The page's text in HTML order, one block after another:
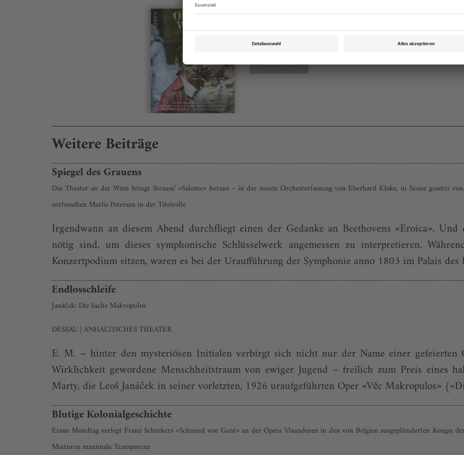
von Ekkehard Pluta
Bestellen
Weitere Beiträge
Spiegel des Grauens
Das Theater an der Wien bringt Strauss’ «Salome» heraus – in der neuen Orchesterfassung von Eberhard Kloke, in Szene gesetzt
entfesselten Marlis Petersen in der Titelrolle
Irgendwann an diesem Abend durchfliegt einen der Gedanke an Beethovens «Eroica».
nötig sind, um dieses symphonische Schlüsselwerk angemessen zu interpretieren.
Konzertpodium sitzen, waren es bei der Uraufführung der Symphonie anno 1803 im Palais
Endlosschleife
Janáček: Die Sache Makropulos
DESSAU | ANHALTISCHES THEATER
E. M. – hinter den mysteriösen Initialen verbirgt sich nicht nur der Name einer gefeierten
Wirklichkeit gewordene Menschheitstraum von ewiger Jugend – freilich zum Preis eines
Marty, die Leoš Janáček in seiner vorletzten, 1926 uraufgeführten Oper «Věc Makropulos»
Blutige Kolonialgeschichte
Ersan Mondtag verlegt Franz Schrekers «Schmied von Gent» an der Opera Vlaanderen in den von Belgien ausgeplünderten Kongo;
Mixturen maximale Transparenz